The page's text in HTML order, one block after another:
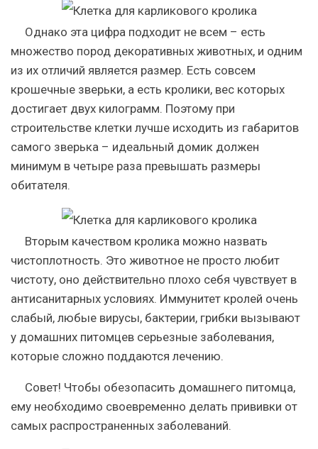
Однако эта цифра подходит не всем – есть
множество пород декоративных животных, и одним
из их отличий является размер. Есть совсем
крошечные зверьки, а есть кролики, вес которых
достигает двух килограмм. Поэтому при
строительстве клетки лучше исходить из габаритов
самого зверька – идеальный домик должен
минимум в четыре раза превышать размеры
обитателя.
Вторым качеством кролика можно назвать
чистоплотность. Это животное не просто любит
чистоту, оно действительно плохо себя чувствует в
антисанитарных условиях. Иммунитет кролей очень
слабый, любые вирусы, бактерии, грибки вызывают
у домашних питомцев серьезные заболевания,
которые сложно поддаются лечению.
Совет! Чтобы обезопасить домашнего питомца,
ему необходимо своевременно делать прививки от
самых распространенных заболеваний.